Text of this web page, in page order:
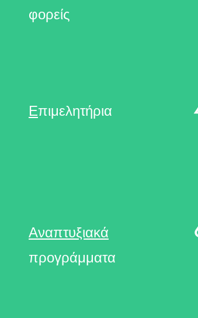
φορείς
Επιμελητήρια
Αναπτυξιακά
προγράμματα